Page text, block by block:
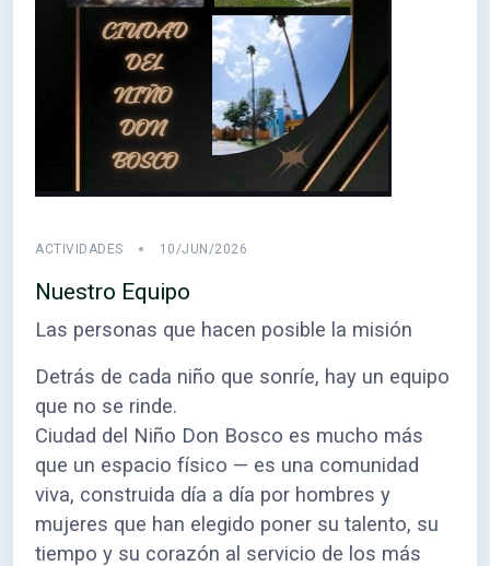
ACTIVIDADES 10/JUN/2026
Nuestro Equipo
Las personas que hacen posible la misión
Detrás de cada niño que sonríe, hay un equipo
que no se rinde.
Ciudad del Niño Don Bosco es mucho más
que un espacio físico — es una comunidad
viva, construida día a día por hombres y
mujeres que han elegido poner su talento, su
tiempo y su corazón al servicio de los más